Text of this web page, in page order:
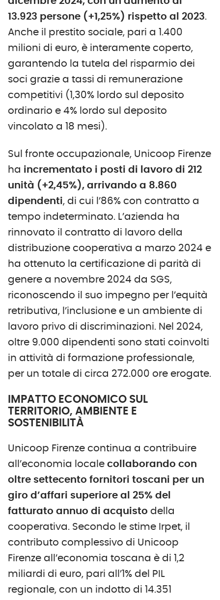
13.923 persone (+1,25%) rispetto al 2023.
Anche il prestito sociale, pari a 1.400
milioni di euro, è interamente coperto,
garantendo la tutela del risparmio dei
soci grazie a tassi di remunerazione
competitivi (1,30% lordo sul deposito
ordinario e 4% lordo sul deposito
vincolato a 18 mesi).
Sul fronte occupazionale, Unicoop Firenze
ha incrementato i posti di lavoro di 212
unità (+2,45%), arrivando a 8.860
dipendenti, di cui l’86% con contratto a
tempo indeterminato. L’azienda ha
rinnovato il contratto di lavoro della
distribuzione cooperativa a marzo 2024 e
ha ottenuto la certificazione di parità di
genere a novembre 2024 da SGS,
riconoscendo il suo impegno per l’equità
retributiva, l’inclusione e un ambiente di
lavoro privo di discriminazioni. Nel 2024,
oltre 9.000 dipendenti sono stati coinvolti
in attività di formazione professionale,
per un totale di circa 272.000 ore erogate.
IMPATTO ECONOMICO SUL
TERRITORIO, AMBIENTE E
SOSTENIBILITÀ
Unicoop Firenze continua a contribuire
all’economia locale collaborando con
oltre settecento fornitori toscani per un
giro d’affari superiore al 25% del
fatturato annuo di acquisto della
cooperativa. Secondo le stime Irpet, il
contributo complessivo di Unicoop
Firenze all’economia toscana è di 1,2
miliardi di euro, pari all’1% del PIL
regionale, con un indotto di 14.351